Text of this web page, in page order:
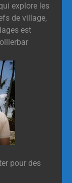
explore les
de village,
est
pour des